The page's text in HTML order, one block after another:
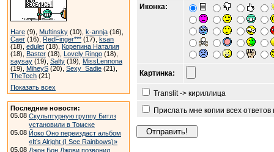
Hare (9), Muftinsky (10), k-annja (16),
Caer (16), RedFinger*** (17), ksan
(18), edulet (18), Корепина Наталия
(18), Baster (18), Lovely Ringo (18),
saysay (19), Salty (19), MissLennona
(19), MiheyS (20), Sexy_Sadie (21),
TheTech (21)
Показать всех
Последние новости:
05.08 Скульптурную группу Битлз
установили в Томске
05.08 Йоко Оно переиздаст альбом
«It’s Alright (I See Rainbows)»
05.08 Джон Бон Джови позвонил
Иконка:
Картинка:
Translit -> кириллица
Прислать мне копии всех